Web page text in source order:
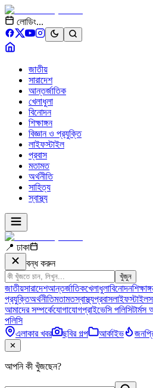
লোডিং...
জাতীয়
সারাদেশ
আন্তর্জাতিক
খেলাধুলা
বিনোদন
শিক্ষাঙ্গন
বিজ্ঞান ও প্রযুক্তি
লাইফস্টাইল
প্রবাস
মতামত
অর্থনীতি
সাহিত্য
স্বাস্থ্য
📍 ঢাকা
বন্ধ করুন
খুঁজুন
জাতীয়সারাদেশআন্তর্জাতিকখেলাধুলাবিনোদন
প্রযুক্তিঅর্থনীতিমতামতস্বাস্থ্যপ্রবাসলাইফস্টাইল
আমাদের সম্পর্কেযোগাযোগপ্রাইভেসি পলিসিটার্মস
পলিসি
এলাকার খবর
ছবির গল্প আর্কাইভ
✕
আপনি কী খুঁজছেন?